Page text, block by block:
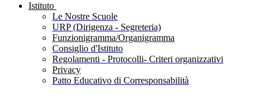
Istituto
Le Nostre Scuole
URP (Dirigenza - Segreteria)
Funzionigramma/Organigramma
Consiglio d'Istituto
Regolamenti - Protocolli- Criteri organizzativi
Privacy
Patto Educativo di Corresponsabilità